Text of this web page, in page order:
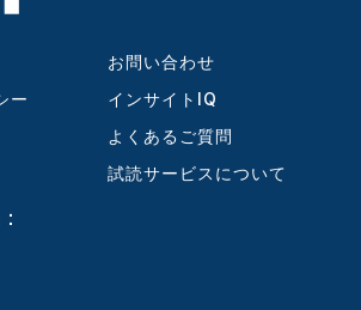
ー
お問い合わせ
インサイトIQ
よくあるご質問
試読サービスについて